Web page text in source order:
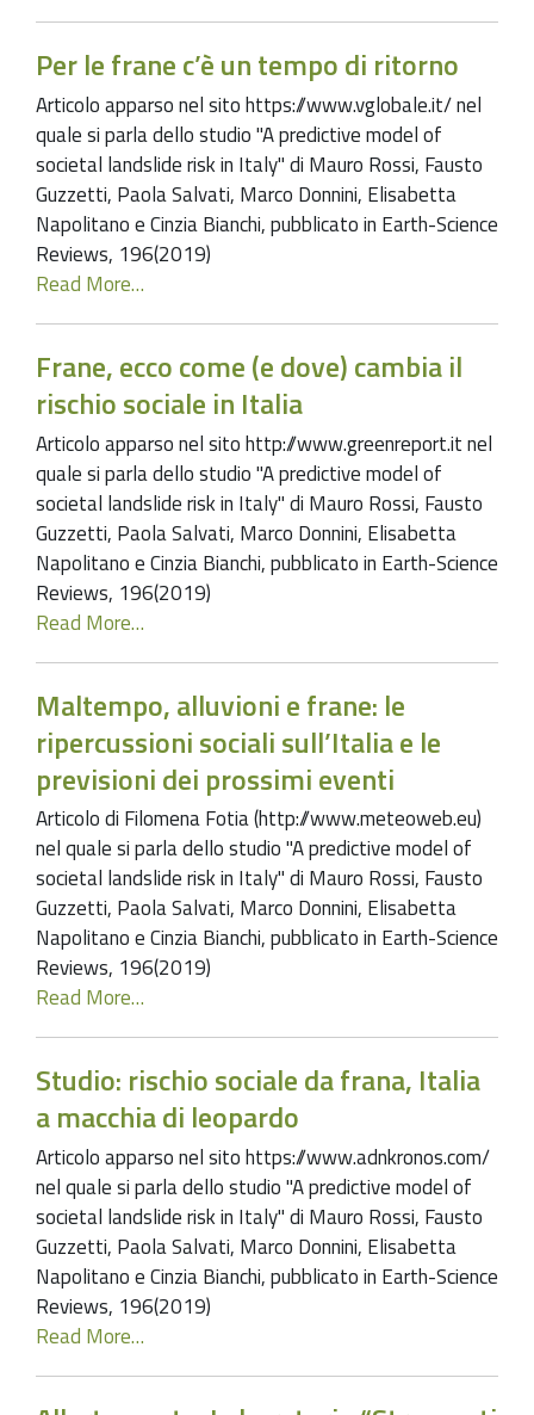
Per le frane c’è un tempo di ritorno
Articolo apparso nel sito https://www.vglobale.it/ nel
quale si parla dello studio "A predictive model of
societal landslide risk in Italy" di Mauro Rossi, Fausto
Guzzetti, Paola Salvati, Marco Donnini, Elisabetta
Napolitano e Cinzia Bianchi, pubblicato in Earth-Science
Reviews, 196(2019)
Read More…
Frane, ecco come (e dove) cambia il
rischio sociale in Italia
Articolo apparso nel sito http://www.greenreport.it nel
quale si parla dello studio "A predictive model of
societal landslide risk in Italy" di Mauro Rossi, Fausto
Guzzetti, Paola Salvati, Marco Donnini, Elisabetta
Napolitano e Cinzia Bianchi, pubblicato in Earth-Science
Reviews, 196(2019)
Read More…
Maltempo, alluvioni e frane: le
ripercussioni sociali sull’Italia e le
previsioni dei prossimi eventi
Articolo di Filomena Fotia (http://www.meteoweb.eu)
nel quale si parla dello studio "A predictive model of
societal landslide risk in Italy" di Mauro Rossi, Fausto
Guzzetti, Paola Salvati, Marco Donnini, Elisabetta
Napolitano e Cinzia Bianchi, pubblicato in Earth-Science
Reviews, 196(2019)
Read More…
Studio: rischio sociale da frana, Italia
a macchia di leopardo
Articolo apparso nel sito https://www.adnkronos.com/
nel quale si parla dello studio "A predictive model of
societal landslide risk in Italy" di Mauro Rossi, Fausto
Guzzetti, Paola Salvati, Marco Donnini, Elisabetta
Napolitano e Cinzia Bianchi, pubblicato in Earth-Science
Reviews, 196(2019)
Read More…